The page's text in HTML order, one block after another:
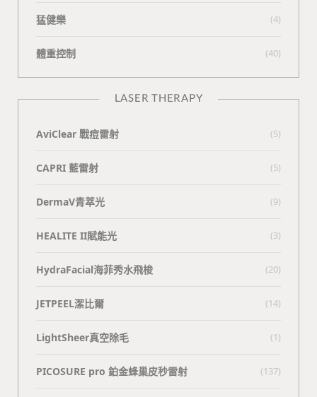
猛健樂 (4)
體重控制 (40)
LASER THERAPY
AviClear 戰痘雷射 (5)
CAPRI 藍雷射 (5)
DermaV青萃光 (9)
HEALITE II賦能光 (3)
HydraFacial海菲秀水飛梭 (20)
JETPEEL潔比爾 (14)
LightSheer真空除毛 (1)
PICOSURE pro 鉑金蜂巢皮秒雷射 (137)